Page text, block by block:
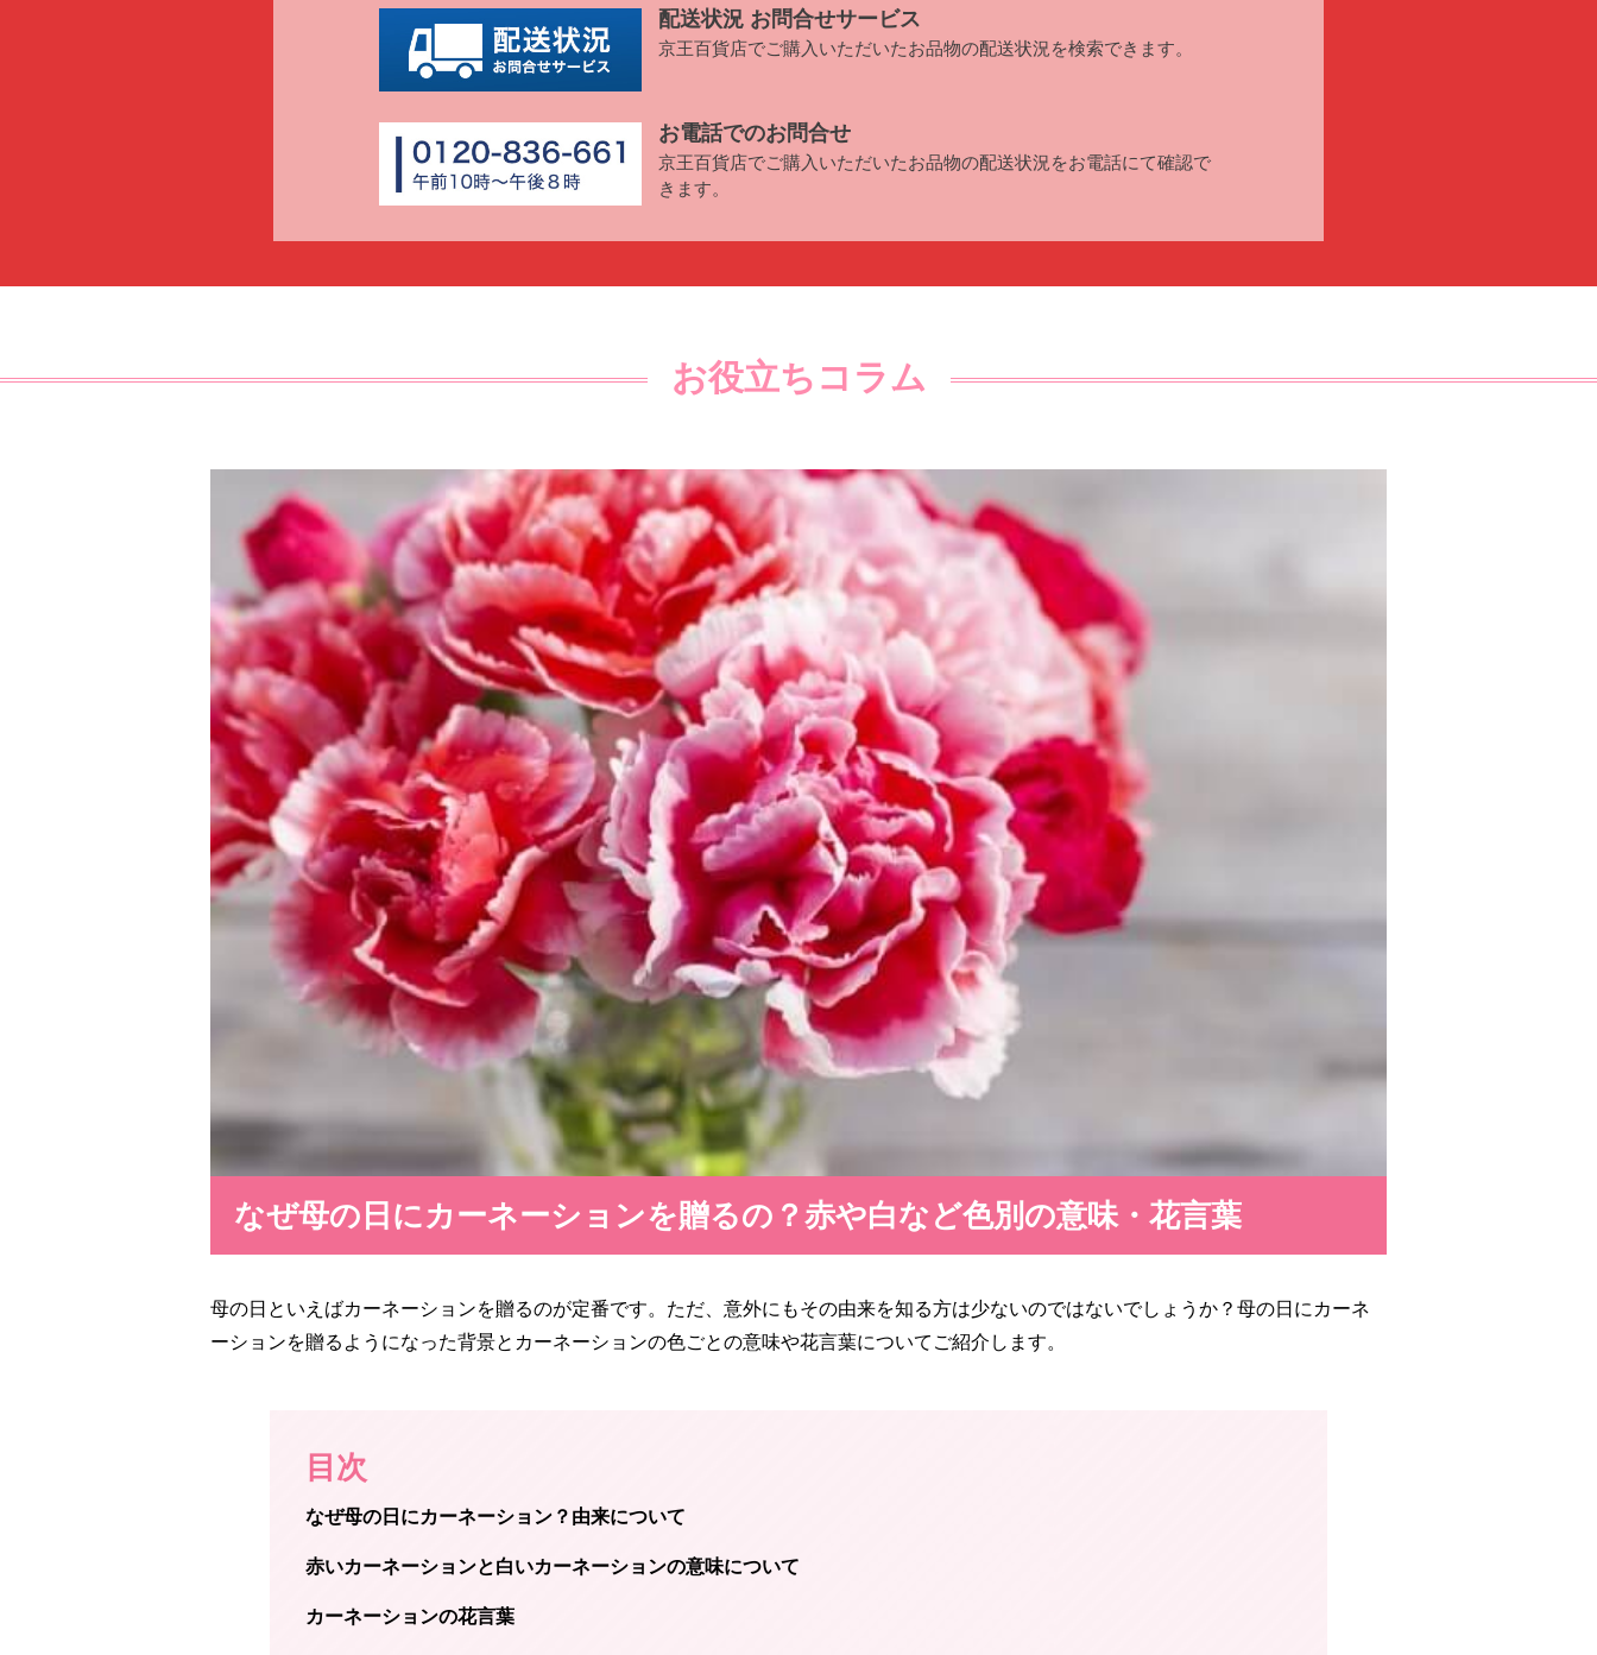
配送状況 お問合せサービス
京王百貨店でご購入いただいたお品物の配送状況を検索できます。
お電話でのお問合せ
京王百貨店でご購入いただいたお品物の配送状況をお電話にて確認で
きます。
お役立ちコラム
なぜ母の日にカーネーションを贈るの？赤や白など色別の意味・花言葉
母の日といえばカーネーションを贈るのが定番です。ただ、意外にもその由来を知る方は少ないのではないでしょうか？母の日にカーネ
ーションを贈るようになった背景とカーネーションの色ごとの意味や花言葉についてご紹介します。
目次
なぜ母の日にカーネーション？由来について
赤いカーネーションと白いカーネーションの意味について
カーネーションの花言葉